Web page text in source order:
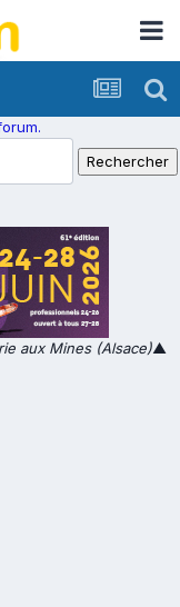
aux Mines (Alsace)▲